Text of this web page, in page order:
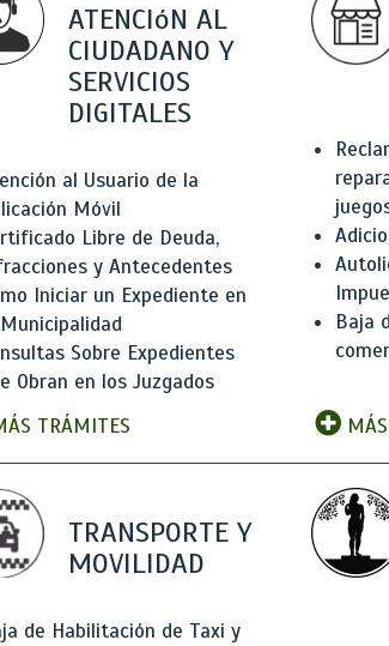
ATENCIóN AL
CIUDADANO Y
SERVICIOS
DIGITALES
al Usuario de la
Móvil
Libre de Deuda,
y Antecedentes
Iniciar un Expediente en
Sobre Expedientes
Obran en los Juzgados
TRÁMITES
Baja
MÁS
TRANSPORTE Y
MOVILIDAD
de Habilitación de Taxi y